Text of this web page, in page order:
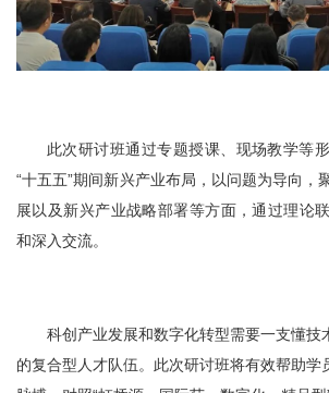
此次研讨班通过专题授课、现场教学等
“十五五”期间新兴产业布局，以问题为导向，
展以及新兴产业战略部署等方面，通过理论
和深入交流。
科创产业发展和数字化转型需要一支懂技
的复合型人才队伍。此次研讨班将有效帮助学